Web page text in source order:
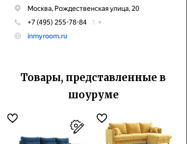
Товары, представленные в
шоуруме